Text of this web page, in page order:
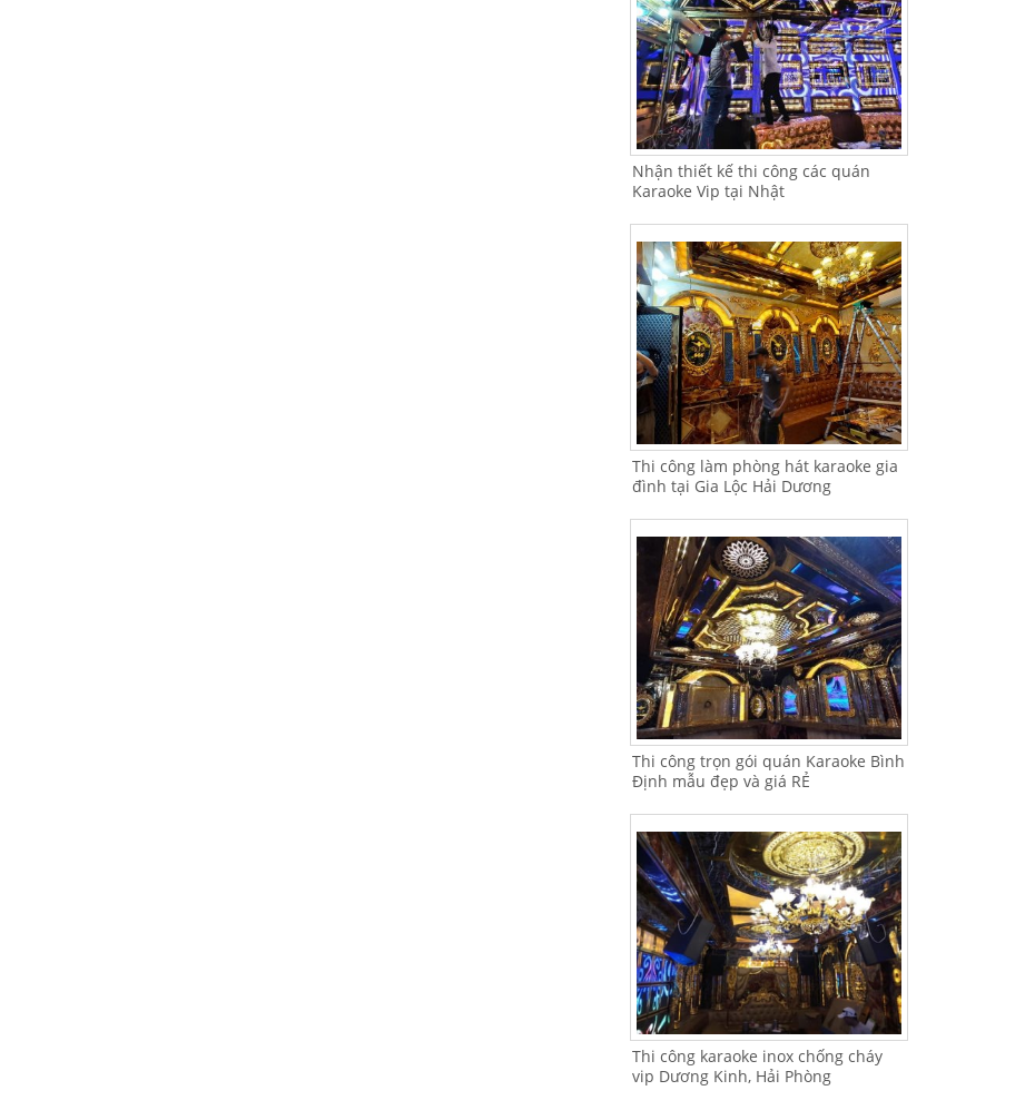
Nhận thiết kế thi công các quán
Karaoke Vip tại Nhật
Thi công làm phòng hát karaoke gia
đình tại Gia Lộc Hải Dương
Thi công trọn gói quán Karaoke Bình
Định mẫu đẹp và giá RẺ
Thi công karaoke inox chống cháy
vip Dương Kinh, Hải Phòng